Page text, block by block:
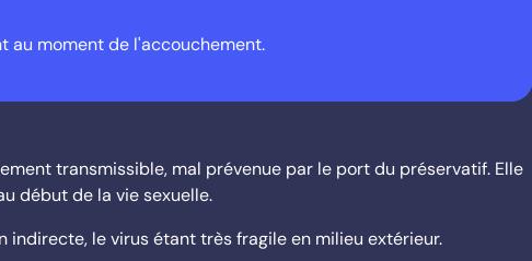
au moment de l'accouchement.
transmissible, mal prévenue par le port du préservatif. Elle
début de la vie sexuelle.
indirecte, le virus étant très fragile en milieu extérieur.